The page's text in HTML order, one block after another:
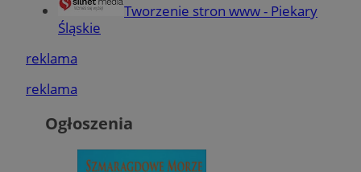
Tworzenie stron www - Piekary
Śląskie
reklama
reklama
Ogłoszenia